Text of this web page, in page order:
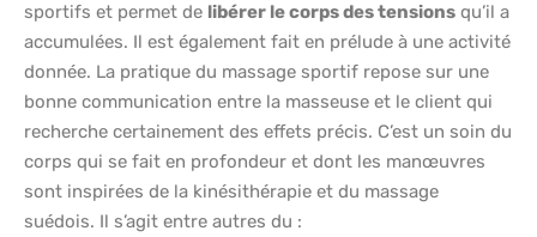
sportifs et permet de libérer le corps des tensions qu’il a
accumulées. Il est également fait en prélude à une activité
donnée. La pratique du massage sportif repose sur une
bonne communication entre la masseuse et le client qui
recherche certainement des effets précis. C’est un soin du
corps qui se fait en profondeur et dont les manœuvres
sont inspirées de la kinésithérapie et du massage
suédois. Il s’agit entre autres du :